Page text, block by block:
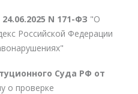
N 171-ФЗ "О
Российской Федерации
Суда РФ от
о проверке